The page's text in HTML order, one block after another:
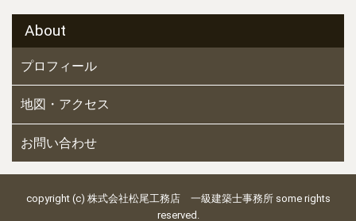
About
プロフィール
地図・アクセス
お問い合わせ
copyright (c) 株式会社松尾工務店 一級建築士事務所 some rights
reserved.